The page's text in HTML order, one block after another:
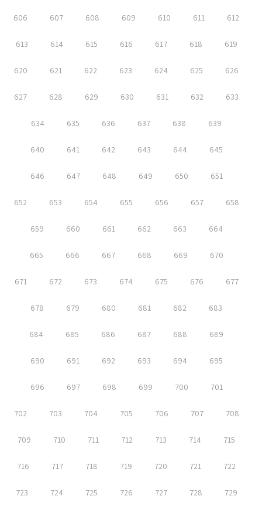
606 607 608 609 610 611 612
613 614 615 616 617 618 619
620 621 622 623 624 625 626
627 628 629 630 631 632 633
634 635 636 637 638 639
640 641 642 643 644 645
646 647 648 649 650 651
652 653 654 655 656 657 658
659 660 661 662 663 664
665 666 667 668 669 670
671 672 673 674 675 676 677
678 679 680 681 682 683
684 685 686 687 688 689
690 691 692 693 694 695
696 697 698 699 700 701
702 703 704 705 706 707 708
709 710 711 712 713 714 715
716 717 718 719 720 721 722
723 724 725 726 727 728 729